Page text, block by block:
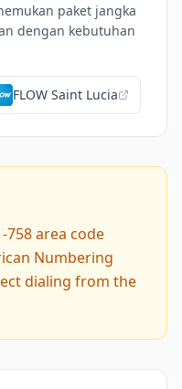
paket jangka
dengan kebutuhan
FLOW Saint Lucia
758 area code
Numbering
dialing from the